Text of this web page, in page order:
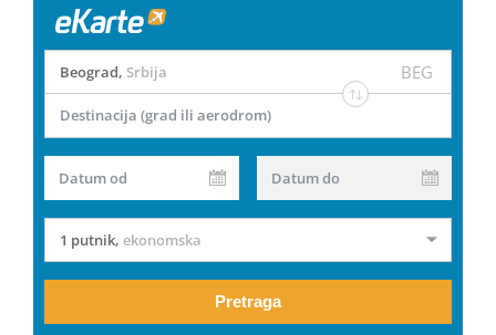
Beograd, Srbija BEG
Destinacija (grad ili aerodrom)
Datum od Datum do
1 putnik, ekonomska
Pretraga